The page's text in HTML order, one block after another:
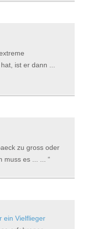
ist er dann ...
zu gross oder
muss es ... ...
ein Vielflieger